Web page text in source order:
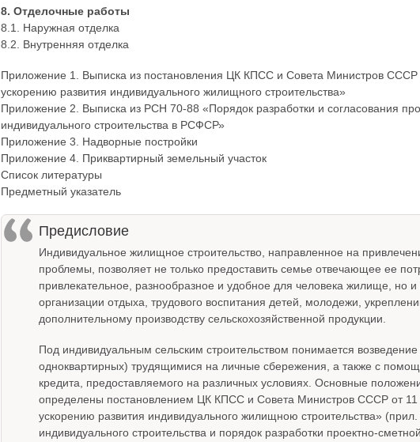
8. Отделочные работы
8.1. Наружная отделка
8.2. Внутренняя отделка
Приложение 1. Выписка из постановления ЦК КПСС и Совета Министров
ускорению развития индивидуального жилищного строительства»
Приложение 2. Выписка из РСН 70-88 «Порядок разработки и согласования
индивидуального строительства в РСФСР»
Приложение 3. Надворные постройки
Приложение 4. Приквартирный земельный участок
Список литературы
Предметный указатель
Предисловие
Индивидуальное жилищное строительство, направленное на
проблемы, позволяет не только предоставить семье отвечающее ее
привлекательное, разнообразное и удобное для человека жилище, но и
организации отдыха, трудового воспитания детей, молодежи,
дополнительному производству сельскохозяйственной продукции.
Под индивидуальным сельским строительством понимается
одноквартирных) трудящимися на личные сбережения, а также с
кредита, предоставляемого на различных условиях. Основные
определены постановлением ЦК КПСС и Совета Министров СССР от
ускорению развития индивидуального жилищною строительства»
индивидуального строительства и порядок разработки проектно-